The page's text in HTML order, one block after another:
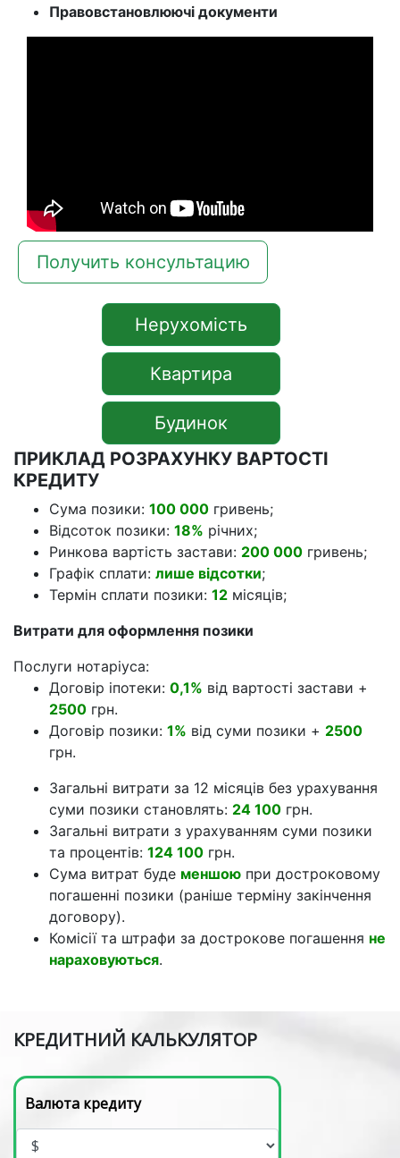
Правовстановлюючі документи
Получить консультацию
Нерухомість
Квартира
Будинок
ПРИКЛАД РОЗРАХУНКУ ВАРТОСТІ
КРЕДИТУ
Сума позики: 100 000 гривень;
Відсоток позики: 18% річних;
Ринкова вартість застави: 200 000 гривень;
Графік сплати: лише відсотки;
Термін сплати позики: 12 місяців;
Витрати для оформлення позики
Послуги нотаріуса:
Договір іпотеки: 0,1% від вартості застави +
2500 грн.
Договір позики: 1% від суми позики + 2500
грн.
Загальні витрати за 12 місяців без урахування
суми позики становлять: 24 100 грн.
Загальні витрати з урахуванням суми позики
та процентів: 124 100 грн.
Сума витрат буде меншою при достроковому
погашенні позики (раніше терміну закінчення
договору).
Комісії та штрафи за дострокове погашення не
нараховуються.
КРЕДИТНИЙ КАЛЬКУЛЯТОР
Валюта кредиту